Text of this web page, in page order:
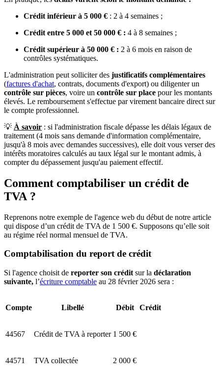
Crédit inférieur à 5 000 € : 2 à 4 semaines ;
Crédit entre 5 000 et 50 000 € : 4 à 8 semaines ;
Crédit supérieur à 50 000 € : 2 à 6 mois en raison de
contrôles systématiques.
L'administration peut solliciter des justificatifs complémentaires
(factures d'achat, contrats, documents d'export) ou diligenter un
contrôle sur pièces, voire un contrôle sur place pour les montants
élevés. Le remboursement s'effectue par virement bancaire direct sur
le compte professionnel.
💡 À savoir : si l'administration fiscale dépasse les délais légaux de
traitement (4 mois sans demande d'information complémentaire,
jusqu'à 8 mois avec demandes successives), elle doit vous verser des
intérêts moratoires calculés au taux légal sur le montant admis, à
compter du dépassement jusqu'au paiement effectif.
Comment comptabiliser un crédit de
TVA ?
Reprenons notre exemple de l'agence web du début de notre article
qui dispose d’un crédit de TVA de 1 500 €. Supposons qu’elle soit
au régime réel normal mensuel de TVA.
Comptabilisation du report de crédit
Si l'agence choisit de reporter son crédit sur la déclaration
suivante, l’écriture comptable au 28 février 2026 sera :
Compte Libellé Débit Crédit
44567 Crédit de TVA à reporter 1 500 €
44571 TVA collectée 2 000 €